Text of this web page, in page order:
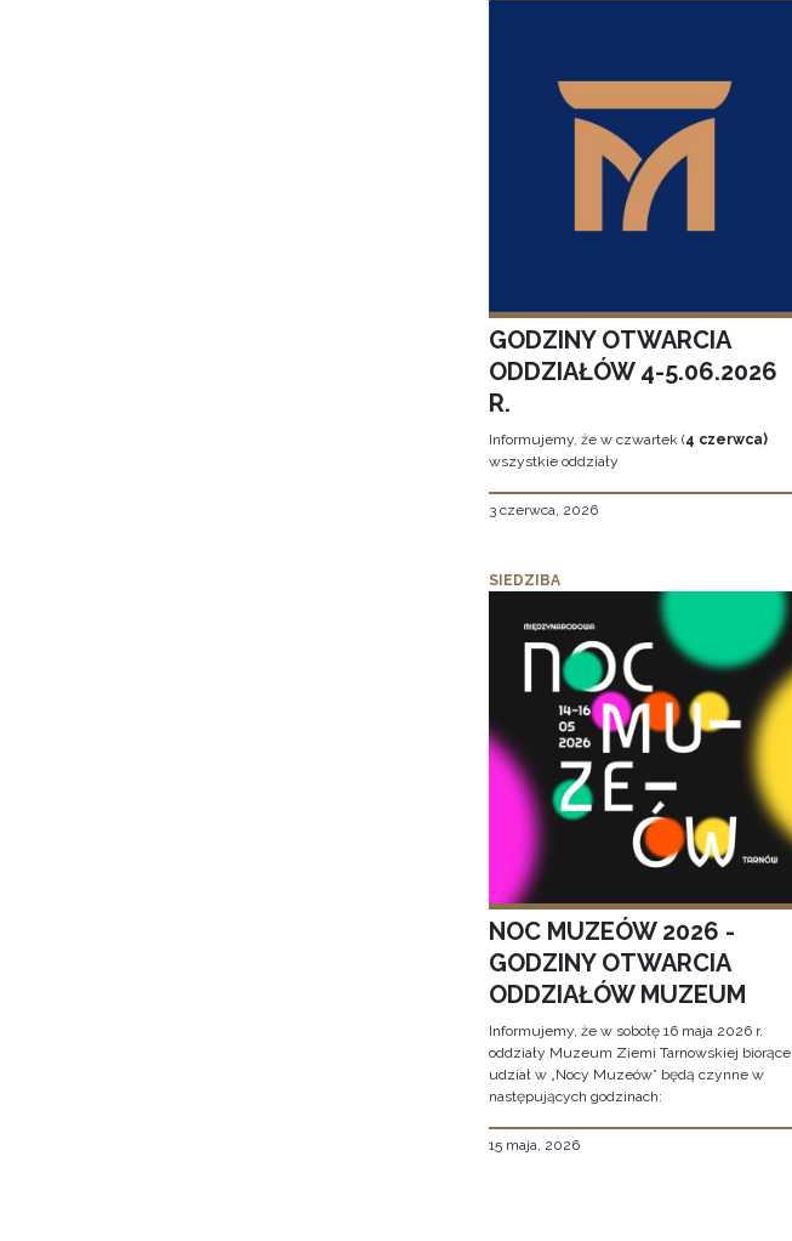
GODZINY OTWARCIA
ODDZIAŁÓW 4-5.06.2026
R.
Informujemy, że w czwartek (4 czerwca)
wszystkie oddziały
3 czerwca, 2026
SIEDZIBA
NOC MUZEÓW 2026 -
GODZINY OTWARCIA
ODDZIAŁÓW MUZEUM
Informujemy, że w sobotę 16 maja 2026 r.
oddziały Muzeum Ziemi Tarnowskiej biorące
udział w „Nocy Muzeów” będą czynne w
następujących godzinach:
15 maja, 2026